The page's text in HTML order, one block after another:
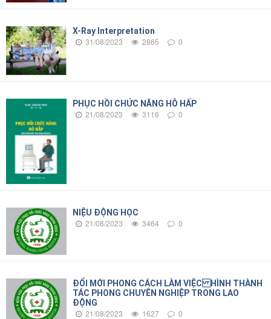
X-Ray Interpretation
31/08/2023 2865 0
PHỤC HỒI CHỨC NĂNG HÔ HẤP
21/08/2023 3116 0
NIỆU ĐỘNG HỌC
21/08/2023 3464 0
ĐỔI MỚI PHONG CÁCH LÀM VIỆC HÌNH THÀNH
TÁC PHONG CHUYÊN NGHIỆP TRONG LAO
ĐỘNG
21/08/2023 1627 0